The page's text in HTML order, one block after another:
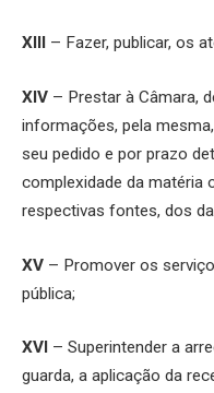
XIII – Fazer, publicar, os
XIV – Prestar à Câmara,
informações, pela
seu pedido e por prazo
complexidade da matéria
respectivas fontes, dos
XV – Promover os
pública;
XVI – Superintender a
guarda, a aplicação da